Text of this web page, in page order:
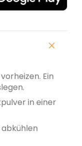
Ein
in einer